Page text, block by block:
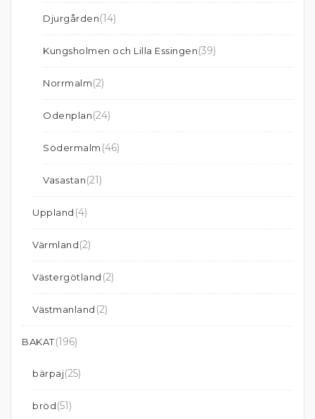
Djurgården(14)
Kungsholmen och Lilla Essingen(39)
Norrmalm(2)
Odenplan(24)
Södermalm (46)
Vasastan(21)
Uppland (4)
Värmland(2)
Västergötland (2)
Västmanland (2)
BAKAT(196)
bärpaj(25)
bröd(51)